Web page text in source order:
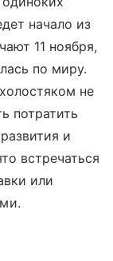
начало из
11 ноября,
по миру.
не
потратить
и
встречаться
или